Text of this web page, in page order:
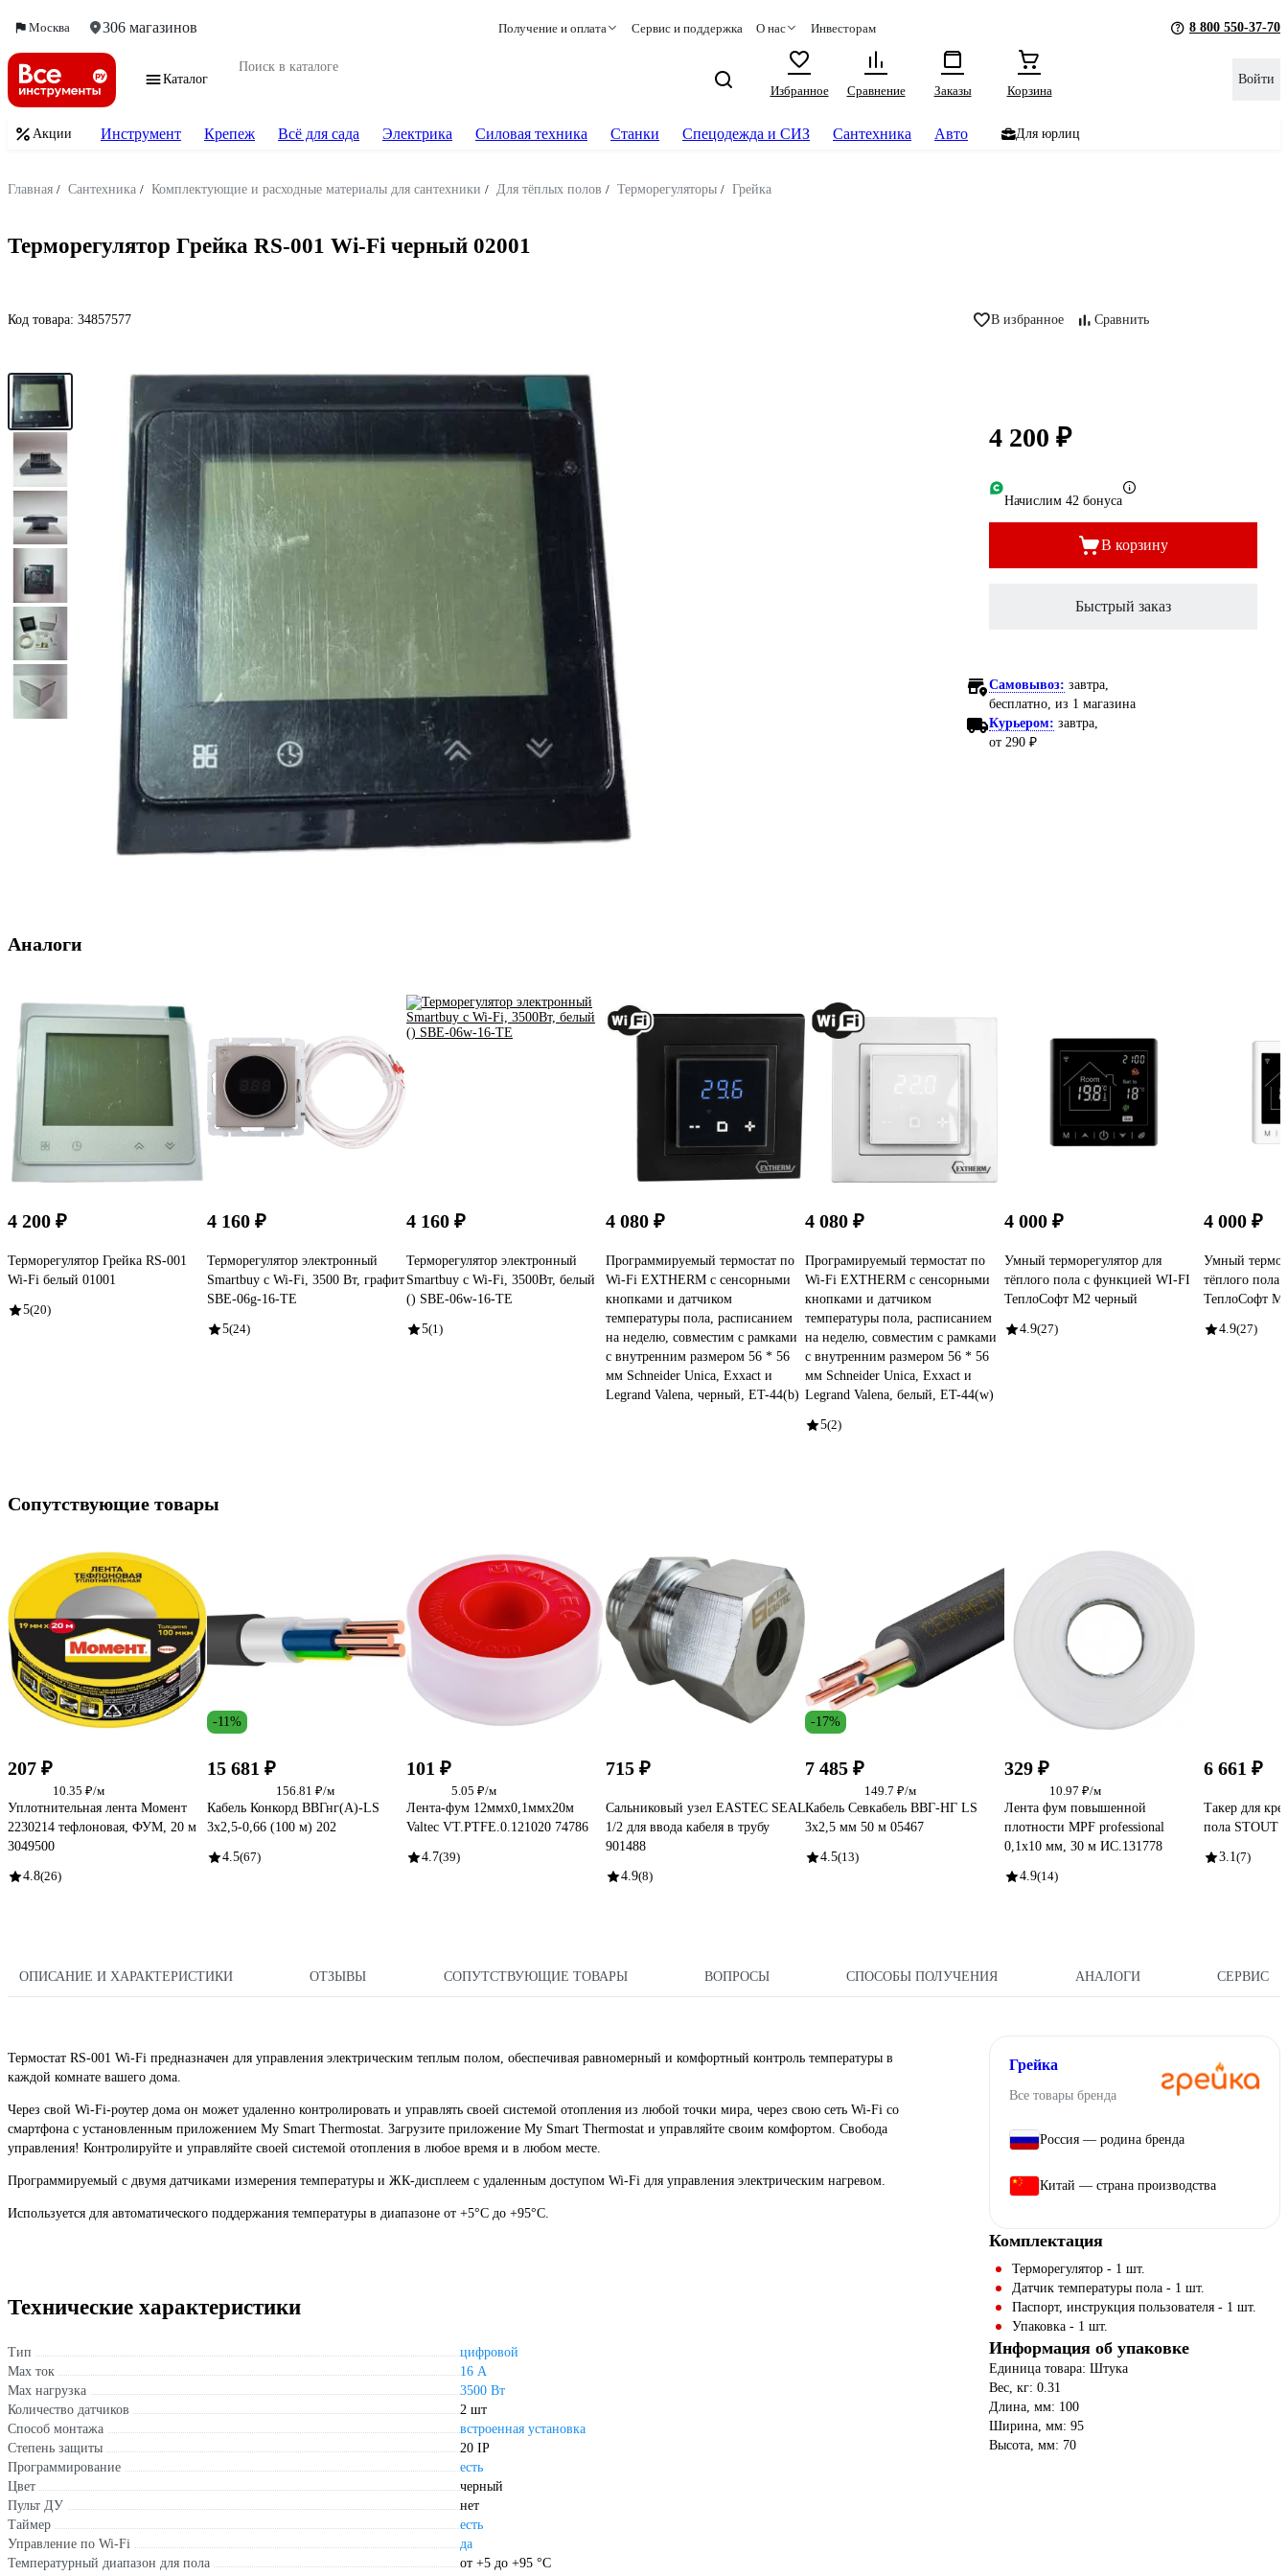
Москва 306 магазинов Получение и оплата Сервис и поддержка О нас Инвесторам 8 800 550-37-70
Каталог
Избранное
Сравнение Заказы Корзина
Войти
Акции Инструмент Крепеж Всё для сада Электрика Силовая техника Станки Спецодежда и СИЗ Сантехника Авто Для юрлиц
Главная / Сантехника / Комплектующие и расходные материалы для сантехники / Для тёплых полов / Терморегуляторы / Грейка
Терморегулятор Грейка RS-001 Wi-Fi черный 02001
Код товара: 34857577 В избранное Сравнить
4 200 ₽
Начислим 42 бонуса
В корзину
Быстрый заказ
Самовывоз: завтра,
бесплатно , из 1 магазина
Курьером: завтра,
от 290 ₽
Аналоги
4 200 ₽
Терморегулятор Грейка RS-001
Wi-Fi белый 01001
5(20)
4 160 ₽
Терморегулятор электронный
Smartbuy с Wi-Fi, 3500 Вт, графит
SBE-06g-16-TE
5(24)
4 160 ₽
Терморегулятор электронный
Smartbuy с Wi-Fi, 3500Вт, белый
() SBE-06w-16-TE
5(1)
4 080 ₽
Программируемый термостат по
Wi-Fi EXTHERM с сенсорными
кнопками и датчиком
температуры пола, расписанием
на неделю, совместим с рамками
с внутренним размером 56 * 56
мм Schneider Unica, Exxact и
Legrand Valena, черный, ET-44(b)
4 080 ₽
Програмируемый термостат по
Wi-Fi EXTHERM с сенсорными
кнопками и датчиком
температуры пола, расписанием
на неделю, совместим с рамками
с внутренним размером 56 * 56
мм Schneider Unica, Exxact и
Legrand Valena, белый, ET-44(w)
5(2)
4 000 ₽
Умный терморегулятор для
тёплого пола с функцией WI-FI
ТеплоСофт М2 черный
4.9(27)
4 000 ₽
Умный
тёплого
ТеплоСофт
4.9(27)
Сопутствующие товары
207 ₽
10.35 ₽/м
Уплотнительная лента Момент
2230214 тефлоновая, ФУМ, 20 м
3049500
4.8(26)
-11%
15 681 ₽
156.81 ₽/м
Кабель Конкорд ВВГнг(А)-LS
3х2,5-0,66 (100 м) 202
4.5(67)
101 ₽
5.05 ₽/м
Лента-фум 12ммх0,1ммх20м
Valtec VT.PTFE.0.121020 74786
4.7(39)
715 ₽
Сальниковый узел EASTEC SEAL
1/2 для ввода кабеля в трубу
901488
4.9(8)
-17%
7 485 ₽
149.7 ₽/м
Кабель Севкабель ВВГ-НГ LS
3х2,5 мм 50 м 05467
4.5(13)
329 ₽
10.97 ₽/м
Лента фум повышенной
плотности MPF professional
0,1х10 мм, 30 м ИС.131778
4.9(14)
6 661 ₽
Такер для
пола STOUT
3.1(7)
ОПИСАНИЕ И ХАРАКТЕРИСТИКИ ОТЗЫВЫ СОПУТСТВУЮЩИЕ ТОВАРЫ ВОПРОСЫ СПОСОБЫ ПОЛУЧЕНИЯ АНАЛОГИ СЕРВИС
Термостат RS-001 Wi-Fi предназначен для управления электрическим теплым полом, обеспечивая равномерный и комфортный контроль температуры в
каждой комнате вашего дома.
Через свой Wi-Fi-роутер дома он может удаленно контролировать и управлять своей системой отопления из любой точки мира, через свою сеть Wi-Fi со
смартфона с установленным приложением My Smart Thermostat. Загрузите приложение My Smart Thermostat и управляйте своим комфортом. Свобода
управления! Контролируйте и управляйте своей системой отопления в любое время и в любом месте.
Программируемый с двумя датчиками измерения температуры и ЖК-дисплеем с удаленным доступом Wi-Fi для управления электрическим нагревом.
Используется для автоматического поддержания температуры в диапазоне от +5°С до +95°С.
Технические характеристики
Тип
цифровой
Max ток
16 А
Max нагрузка
3500 Вт
Количество датчиков
2 шт
Способ монтажа
встроенная установка
Степень защиты
20 IP
Программирование
есть
Цвет
черный
Пульт ДУ
нет
Таймер
есть
Управление по Wi-Fi
да
Температурный диапазон для пола
от +5 до +95 °С
Грейка
Все товары бренда
Россия — родина бренда
Китай — страна производства
Комплектация
Терморегулятор - 1 шт.
Датчик температуры пола - 1 шт.
Паспорт, инструкция пользователя - 1 шт.
Упаковка - 1 шт.
Информация об упаковке
Единица товара: Штука
Вес, кг: 0.31
Длина, мм: 100
Ширина, мм: 95
Высота, мм: 70